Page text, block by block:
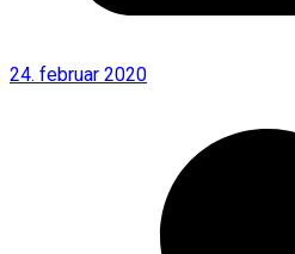
24. februar 2020